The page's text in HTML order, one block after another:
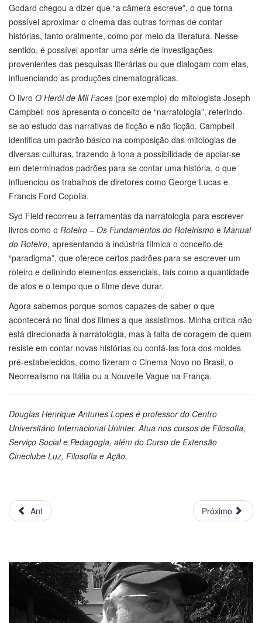
Godard chegou a dizer que “a câmera escreve”, o que torna
possível aproximar o cinema das outras formas de contar
histórias, tanto oralmente, como por meio da literatura. Nesse
sentido, é possível apontar uma série de investigações
provenientes das pesquisas literárias ou que dialogam com elas,
influenciando as produções cinematográficas.
O livro O Herói de Mil Faces (por exemplo) do mitologista Joseph
Campbell nos apresenta o conceito de “narratologia”, referindo-
se ao estudo das narrativas de ficção e não ficção. Campbell
identifica um padrão básico na composição das mitologias de
diversas culturas, trazendo à tona a possibilidade de apoiar-se
em determinados padrões para se contar uma história, o que
influenciou os trabalhos de diretores como George Lucas e
Francis Ford Copolla.
Syd Field recorreu a ferramentas da narratologia para escrever
livros como o Roteiro – Os Fundamentos do Roteirismo e Manual
do Roteiro, apresentando à indústria fílmica o conceito de
“paradigma”, que oferece certos padrões para se escrever um
roteiro e definindo elementos essenciais, tais como a quantidade
de atos e o tempo que o filme deve durar.
Agora sabemos porque somos capazes de saber o que
acontecerá no final dos filmes a que assistimos. Minha crítica não
está direcionada à narratologia, mas à falta de coragem de quem
resiste em contar novas histórias ou contá-las fora dos moldes
pré-estabelecidos, como fizeram o Cinema Novo no Brasil, o
Neorrealismo na Itália ou a Nouvelle Vague na França.
Douglas Henrique Antunes Lopes é professor do Centro
Universitário Internacional Uninter. Atua nos cursos de Filosofia,
Serviço Social e Pedagogia, além do Curso de Extensão
Cineclube Luz, Filosofia e Ação.
Ant Próximo